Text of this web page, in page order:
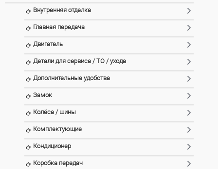
Внутренняя отделка
Главная передача
Двигатель
Детали для сервиса / ТО / ухода
Дополнительные удобства
Замок
Колёса / шины
Комплектующие
Кондиционер
Коробка передач